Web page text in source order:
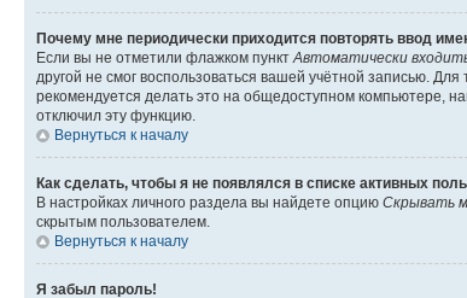
Почему мне периодически приходится повторять ввод
Если вы не отметили флажком пункт Автоматически
другой не смог воспользоваться вашей учётной записью.
рекомендуется делать это на общедоступном компьютере,
отключил эту функцию.
Вернуться к началу
Как сделать, чтобы я не появлялся в списке активных
В настройках личного раздела вы найдете опцию Скрывать
скрытым пользователем.
Вернуться к началу
Я забыл пароль!